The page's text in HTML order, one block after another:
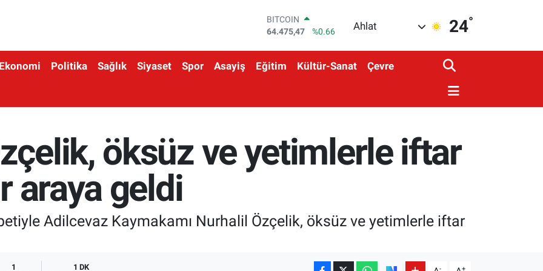
DOLAR
47,5971
%0.05
STERLİN
BITCOIN
64.475,47
%0.66
Ahlat 24°
Ekonomi Politika Sağlık Siyaset Spor Asayiş Eğitim Kültür-Sanat Çevre
öksüz ve yetimlerle iftar
araya geldi
Adilcevaz Kaymakamı Nurhalil Özçelik, öksüz ve yetimlerle iftar
1 1 DK - +